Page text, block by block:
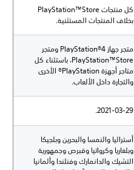
كل منتجات PlayStation™Store
بخلاف المنتجات المستثنية.
متجر جهاز PlayStation®4 ومتجر
PlayStation™Store، باستثناء كل
متاجر أجهزة PlayStation® الأخرى
والتجارة داخل الألعاب.
2021-03-29.
أستراليا والنمسا والبحرين وبلجيكا
وبلغاريا وكرواتيا وقبرص وجمهورية
التشيك والدانمارك وفنلندا وألمانيا